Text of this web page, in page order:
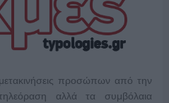
προσώπων από την
αλλά τα συμβόλαια